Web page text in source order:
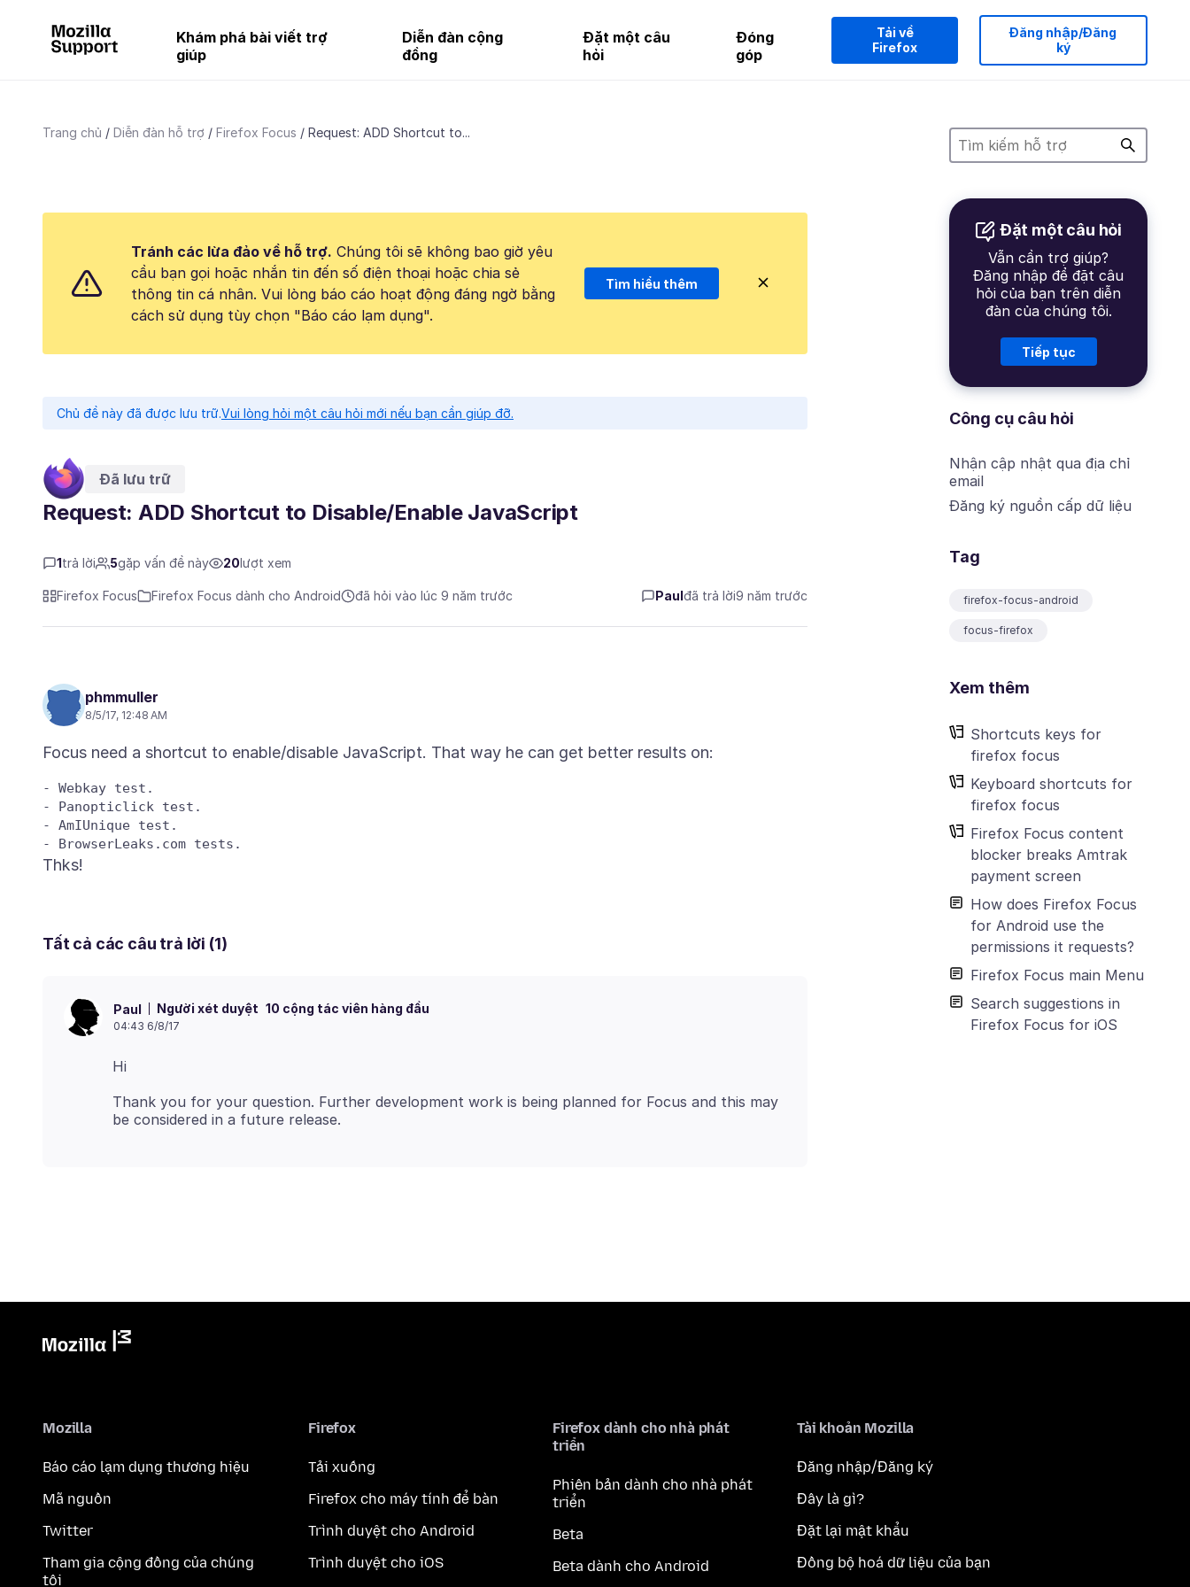
Khám phá bài viết trợ
giúp
Diễn đàn cộng
đồng
Đặt một câu
hỏi
Đóng
góp
Tải về
Firefox
Đăng nhập/Đăng
ký
Trang chủ Diễn đàn hỗ trợ Firefox Focus Request: ADD Shortcut to...
Đặt một câu hỏi
Vẫn cần trợ giúp?
Đăng nhập để đặt câu
hỏi của bạn trên diễn
đàn của chúng tôi.
Tiếp tục
Công cụ câu hỏi
Nhận cập nhật qua địa chỉ
email
Đăng ký nguồn cấp dữ liệu
Tag
firefox-focus-android
focus-firefox
Xem thêm
Shortcuts keys for
firefox focus
Keyboard shortcuts for
firefox focus
Firefox Focus content
blocker breaks Amtrak
payment screen
How does Firefox Focus
for Android use the
permissions it requests?
Firefox Focus main Menu
Search suggestions in
Firefox Focus for iOS
Tránh các lừa đảo về hỗ trợ. Chúng tôi sẽ không bao giờ yêu
cầu bạn gọi hoặc nhắn tin đến số điện thoại hoặc chia sẻ
thông tin cá nhân. Vui lòng báo cáo hoạt động đáng ngờ bằng
cách sử dụng tùy chọn "Báo cáo lạm dụng".
Tìm hiểu thêm
Chủ đề này đã được lưu trữ.Vui lòng hỏi một câu hỏi mới nếu bạn cần giúp đỡ.
Đã lưu trữ
Request: ADD Shortcut to Disable/Enable JavaScript
1trả lời 5gặp vấn đề này 20lượt xem
Firefox Focus Firefox Focus dành cho Android đã hỏi vào lúc 9 năm trước Paulđã trả lời9 năm trước
phmmuller
8/5/17, 12:48 AM
- Webkay test.
- Panopticlick test.
- AmIUnique test.
Tất cả các câu trả lời (1)
Paul Người xét duyệt 10 cộng tác viên hàng đầu
04:43 6/8/17
Thank you for your question. Further development work is being planned for Focus and this may
Mozilla
Báo cáo lạm dụng thương hiệu
Mã nguồn
Twitter
Tham gia cộng đồng của chúng
tôi
Firefox
Tải xuống
Firefox cho máy tính để bàn
Trình duyệt cho Android
Trình duyệt cho iOS
Firefox dành cho nhà phát
triển
Phiên bản dành cho nhà phát
triển
Beta
Beta dành cho Android
Tài khoản Mozilla
Đăng nhập/Đăng ký
Đây là gì?
Đặt lại mật khẩu
Đồng bộ hoá dữ liệu của bạn